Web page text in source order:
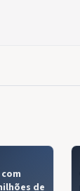
de